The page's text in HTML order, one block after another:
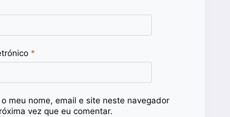
*
meu nome, email e site neste navegador
vez que eu comentar.